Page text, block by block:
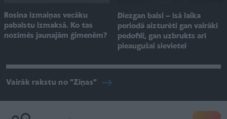
Rosina izmaiņas vecāku
pabalstu izmaksā. Ko tas
nozīmēs jaunajām ģimenēm?
Diezgan baisi – īsā laika
periodā aizturēti gan vairāki
pedofili, gan uzbrukts arī
pieaugušai sievietei
Vairāk rakstu no "Ziņas"